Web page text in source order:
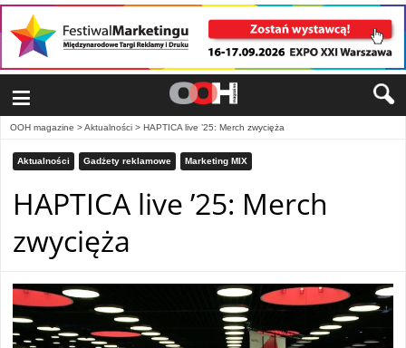
≡
OOH magazine >Aktualności > HAPTICA live ’25: Merch zwycięża
Aktualności Gadżety reklamowe Marketing MIX
HAPTICA live ’25: Merch
zwycięża